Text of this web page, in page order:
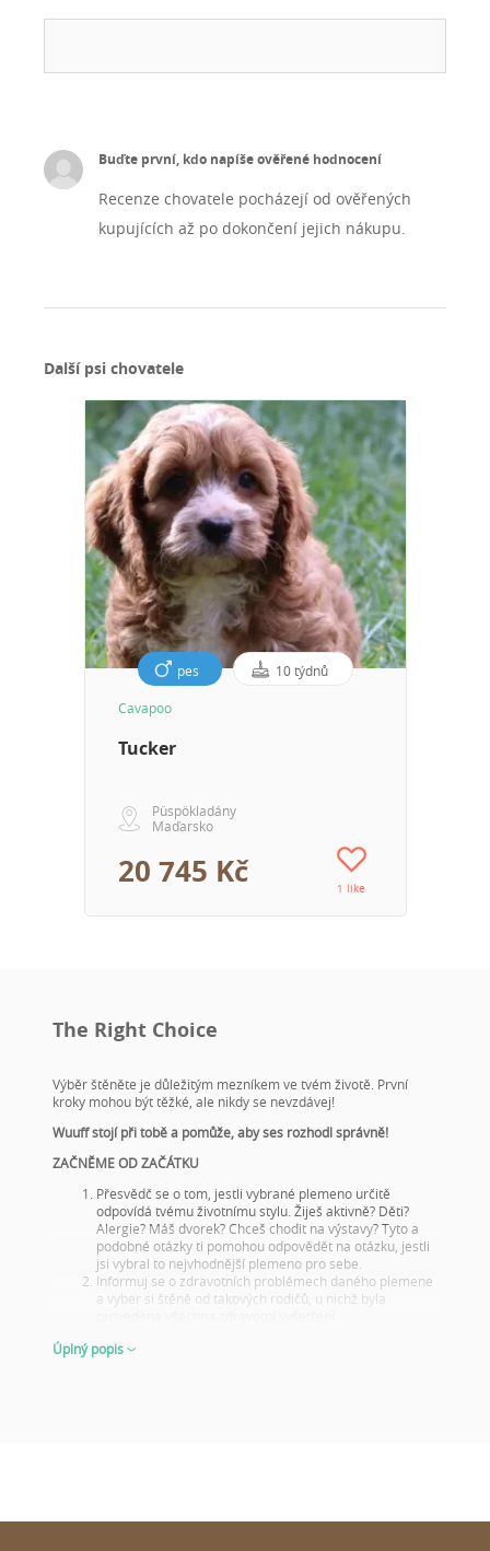
Buďte první, kdo napíše ověřené hodnocení
Recenze chovatele pocházejí od ověřených
kupujících až po dokončení jejich nákupu.
Další psi chovatele
pes 10 týdnů
Cavapoo
Tucker
Püspökladány
Maďarsko
20 745 Kč 1 like
The Right Choice
Výběr štěněte je důležitým mezníkem ve tvém životě. První
kroky mohou být těžké, ale nikdy se nevzdávej!
Wuuff stojí při tobě a pomůže, aby ses rozhodl správně!
ZAČNĚME OD ZAČÁTKU
Přesvědč se o tom, jestli vybrané plemeno určitě
odpovídá tvému životnímu stylu. Žiješ aktivně? Děti?
Alergie? Máš dvorek? Chceš chodit na výstavy? Tyto a
podobné otázky ti pomohou odpovědět na otázku, jestli
jsi vybral to nejvhodnější plemeno pro sebe.
Informuj se o zdravotních problémech daného plemene
a vyber si štěně od takových rodičů, u nichž byla
Tento krok je důležitý i tehdy, když si štěně nevybíráš na
VYBÍREJ MOUDŘE A PŘIPRAVENĚ
Úplný popis